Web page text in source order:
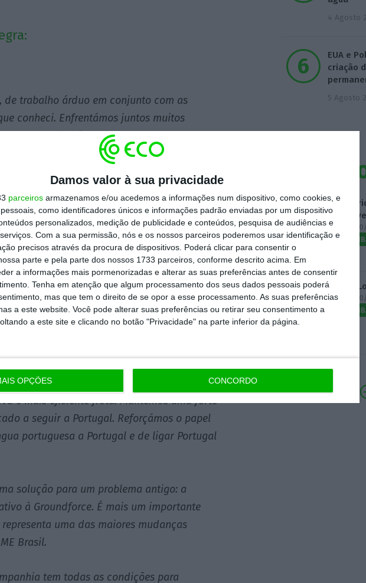
Damos valor à sua privacidade
parceiros armazenamos e/ou acedemos a informações num dispositivo, como cookies, e
como identificadores únicos e informações padrão enviadas por um dispositivo
personalizados, medição de publicidade e conteúdos, pesquisa de audiências e
Com a sua permissão, nós e os nossos parceiros poderemos usar identificação e
precisos através da procura de dispositivos. Poderá clicar para consentir o
parte e pela parte dos nossos 1733 parceiros, conforme descrito acima. Em
a informações mais pormenorizadas e alterar as suas preferências antes de consentir
Tenha em atenção que algum processamento dos seus dados pessoais poderá
mas que tem o direito de se opor a esse processamento. As suas preferências
a este website. Você pode alterar suas preferências ou retirar seu consentimento a
a este site e clicando no botão "Privacidade" na parte inferior da página.
OPÇÕES CONCORDO
de trabalho árduo em conjunto com as
conheci. Enfrentámos juntos muitos
a determinação e o foco. Graças ao trabalho
superar muitos desafios e alcançar
em que entrei.
à pandemia do Covid-19 e já recuperou
está a ser cumprido mesmo
financeiro da Companhia, que é fruto do
os cortes salariais, que sempre foi uma
geográfica privilegiada que lhe permite
e mais eficiente frota. Mantemos uma forte
a seguir a Portugal. Reforçámos o papel
portuguesa a Portugal e de ligar Portugal
solução para um problema antigo: a
à Groundforce. É mais um importante
uma das maiores mudanças
Brasil.
tem todas as condições para
4 Agosto
EUA e
criação
5 Agosto
14/
3.º
07/